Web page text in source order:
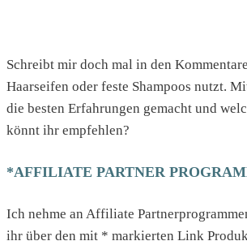
Schreibt mir doch mal in den
Haarseifen oder feste Shampoos nutzt.
die besten Erfahrungen gemacht und
könnt ihr empfehlen?
*AFFILIATE PARTNER
Ich nehme an Affiliate
ihr über den mit * markierten Link